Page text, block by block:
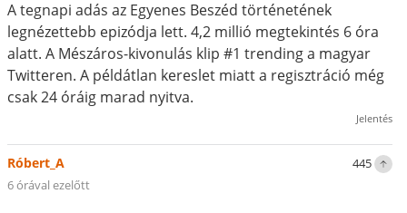
A tegnapi adás az Egyenes Beszéd történetének
legnézettebb epizódja lett. 4,2 millió megtekintés 6 óra
alatt. A Mészáros-kivonulás klip #1 trending a magyar
Twitteren. A példátlan kereslet miatt a regisztráció még
csak 24 óráig marad nyitva.
Jelentés
445
Róbert_A
6 órával ezelőtt